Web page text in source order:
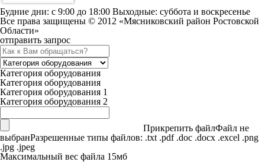
Будние дни: c 9:00 до 18:00 Выходные: суббота и воскресенье
Все права защищены © 2012 «Мясниковский район Ростовской
Области»
отправить запрос
Категория оборудования
Категория оборудования
Категория оборудования 1
Категория оборудования 2
Прикрепить файлФайл не
выбранРазрешенные типы файлов: .txt .pdf .doc .docx .excel .png
.jpg .jpeg
Максимальный вес файла 15мб